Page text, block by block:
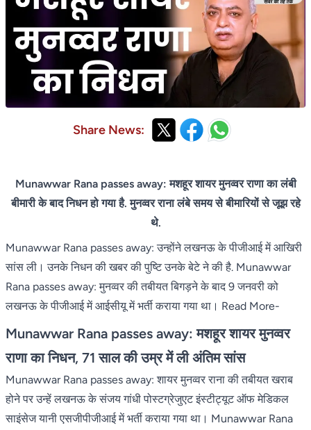
Share News:
Munawwar Rana passes away: मशहूर शायर मुनव्वर राणा का लंबी
बीमारी के बाद निधन हो गया है. मुनव्वर राना लंबे समय से बीमारियों से जूझ रहे
थे.
Munawwar Rana passes away: उन्होंने लखनऊ के पीजीआई में आखिरी
सांस ली। उनके निधन की खबर की पुष्टि उनके बेटे ने की है. Munawwar
Rana passes away: मुनव्वर की तबीयत बिगड़ने के बाद 9 जनवरी को
लखनऊ के पीजीआई में आईसीयू में भर्ती कराया गया था। Read More-
Munawwar Rana passes away: मशहूर शायर मुनव्वर
राणा का निधन, 71 साल की उम्र में ली अंतिम सांस
Munawwar Rana passes away: शायर मुनव्वर राना की तबीयत खराब
होने पर उन्हें लखनऊ के संजय गांधी पोस्टग्रेजुएट इंस्टीट्यूट ऑफ मेडिकल
साइंसेज यानी एसजीपीजीआई में भर्ती कराया गया था। Munawwar Rana